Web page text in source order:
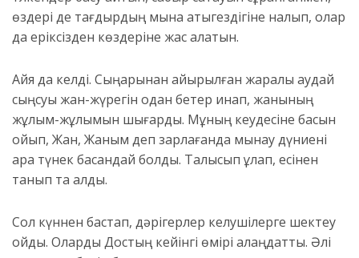
өздері де тағдырдың мына қатыгездігіне налып, олар
да еріксізден көздеріне жас алатын.
Айя да келді. Сыңарынан айырылған жаралы аққудай
сыңсуы жан-жүрегін одан бетер қинап, жанының
жұлым-жұлымын шығарды. Мұның кеудесіне басын
қойып, Жан, Жаным деп зарлағанда мынау дүниені
қара түнек басқандай болды. Талықсып құлап, есінен
танып та қалды.
Сол күннен бастап, дәрігерлер келушілерге шектеу
қойды. Оларды Достың кейінгі өмірі алаңдатты. Әлі